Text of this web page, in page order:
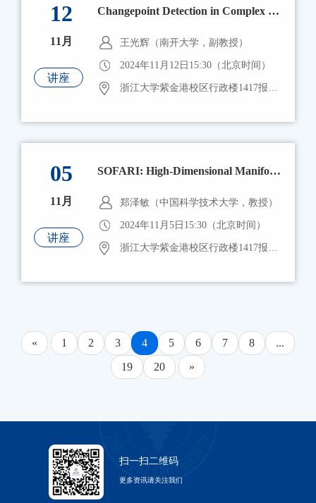
12
11月
讲座
Changepoint Detection in Complex Models: Cross-Fitting Is Needed
王光辉（南开大学，副教授）
2024年11月12日15:30（北京时间）
浙江大学紫金港校区行政楼1417报告厅
05
11月
讲座
SOFARI: High-Dimensional Manifold-Based Inference
郑泽敏（中国科学技术大学，教授）
2024年11月5日15:30（北京时间）
浙江大学紫金港校区行政楼1417报告厅
« 1 2 3 4 5 6 7 8
...
19
20 »
扫一扫二维码
更多资讯请关注我们